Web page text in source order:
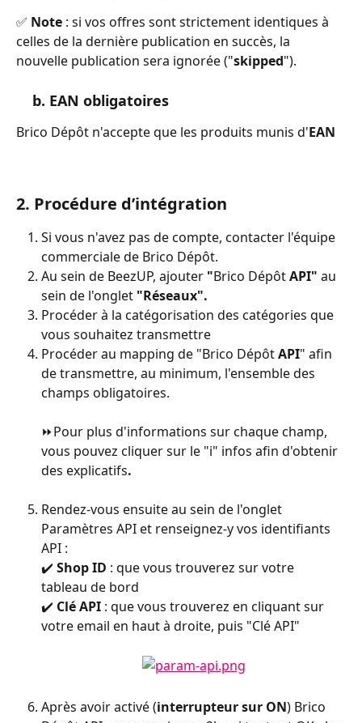
✅ Note : si vos offres sont strictement identiques à
celles de la dernière publication en succès, la
nouvelle publication sera ignorée ("skipped").
    b. EAN obligatoires
Brico Dépôt n'accepte que les produits munis d'EAN
2. Procédure d’intégration
Si vous n'avez pas de compte, contacter l'équipe
commerciale de Brico Dépôt.
Au sein de BeezUP, ajouter "Brico Dépôt API" au
sein de l'onglet "Réseaux".
Procéder à la catégorisation des catégories que
vous souhaitez transmettre
Procéder au mapping de "Brico Dépôt API" afin
de transmettre, au minimum, l'ensemble des
champs obligatoires.
⏩Pour plus d'informations sur chaque champ,
vous pouvez cliquer sur le "i" infos afin d'obtenir
des explicatifs.
Rendez-vous ensuite au sein de l'onglet
Paramètres API et renseignez-y vos identifiants
API :
✔️ Shop ID : que vous trouverez sur votre
tableau de bord
✔️ Clé API : que vous trouverez en cliquant sur
votre email en haut à droite, puis "Clé API"
Après avoir activé (interrupteur sur ON) Brico